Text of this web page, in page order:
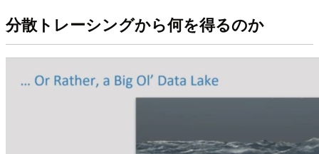
分散トレーシングから何を得るのか